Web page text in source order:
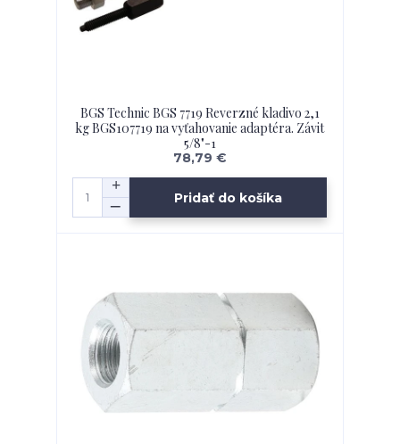
BGS Technic BGS 7719 Reverzné kladivo 2,1
kg BGS107719 na vyťahovanie adaptéra. Závit
5/8"-1
78,79 €
Pridať do košíka